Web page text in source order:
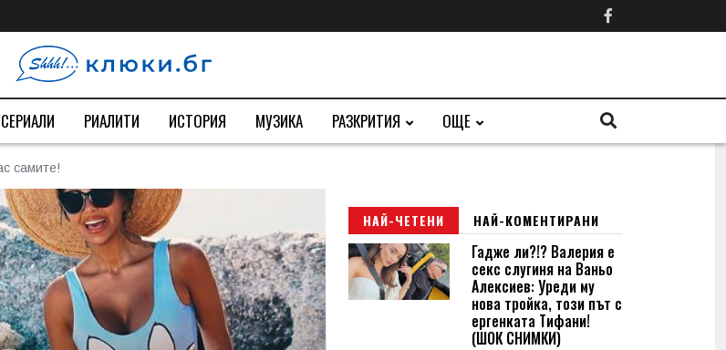
РИАЛИТИ ИСТОРИЯ МУЗИКА РАЗКРИТИЯ ОЩЕ
самите!
НАЙ-ЧЕТЕНИ НАЙ-КОМЕНТИРАНИ
Гадже ли?!? Валерия е
секс слугиня на Ваньо
Алексиев: Уреди му
нова тройка, този път с
ергенката Тифани!
(ШОК СНИМКИ)